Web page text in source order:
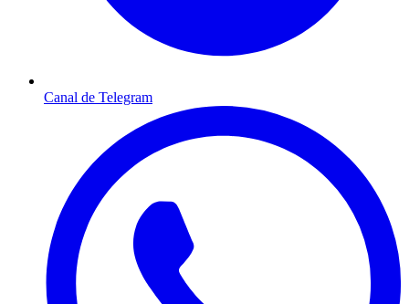
Canal de Telegram